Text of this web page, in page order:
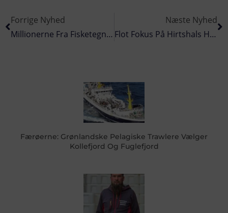
Forrige Nyhed
Millionerne Fra Fisketegn Skal Styrke Naturen
Næste Nyhed
Flot Fokus På Hirtshals Havn På Tysk Messe
Færøerne: Grønlandske Pelagiske Trawlere Vælger
Kollefjord Og Fuglefjord